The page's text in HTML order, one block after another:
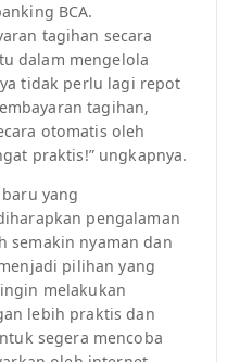
BCA.
tagihan secara
dalam mengelola
tidak perlu lagi repot
tagihan,
otomatis oleh
praktis!” ungkapnya.
yang
pengalaman
semakin nyaman dan
pilihan yang
melakukan
lebih praktis dan
segera mencoba